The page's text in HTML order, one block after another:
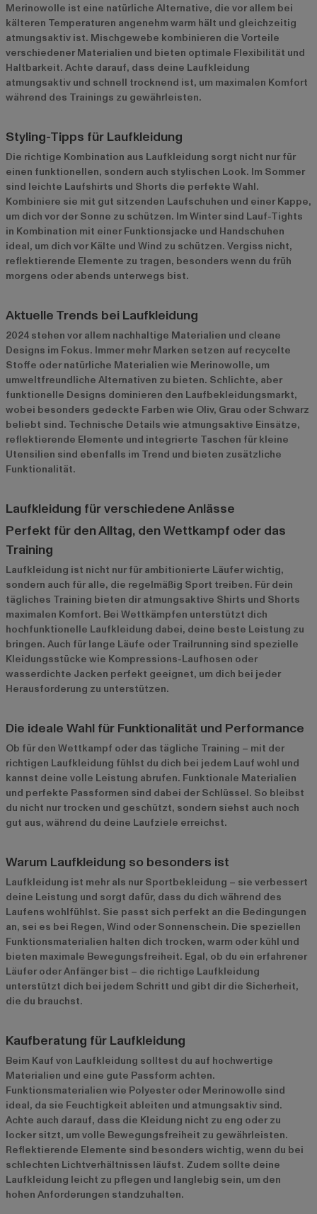
Merinowolle ist eine natürliche Alternative, die vor allem bei
kälteren Temperaturen angenehm warm hält und gleichzeitig
atmungsaktiv ist. Mischgewebe kombinieren die Vorteile
verschiedener Materialien und bieten optimale Flexibilität und
Haltbarkeit. Achte darauf, dass deine Laufkleidung
atmungsaktiv und schnell trocknend ist, um maximalen Komfort
während des Trainings zu gewährleisten.
Styling-Tipps für Laufkleidung
Die richtige Kombination aus Laufkleidung sorgt nicht nur für
einen funktionellen, sondern auch stylischen Look. Im Sommer
sind leichte Laufshirts und Shorts die perfekte Wahl.
Kombiniere sie mit gut sitzenden Laufschuhen und einer Kappe,
um dich vor der Sonne zu schützen. Im Winter sind Lauf-Tights
in Kombination mit einer Funktionsjacke und Handschuhen
ideal, um dich vor Kälte und Wind zu schützen. Vergiss nicht,
reflektierende Elemente zu tragen, besonders wenn du früh
morgens oder abends unterwegs bist.
Aktuelle Trends bei Laufkleidung
2024 stehen vor allem nachhaltige Materialien und cleane
Designs im Fokus. Immer mehr Marken setzen auf recycelte
Stoffe oder natürliche Materialien wie Merinowolle, um
umweltfreundliche Alternativen zu bieten. Schlichte, aber
funktionelle Designs dominieren den Laufbekleidungsmarkt,
wobei besonders gedeckte Farben wie Oliv, Grau oder Schwarz
beliebt sind. Technische Details wie atmungsaktive Einsätze,
reflektierende Elemente und integrierte Taschen für kleine
Utensilien sind ebenfalls im Trend und bieten zusätzliche
Funktionalität.
Laufkleidung für verschiedene Anlässe
Perfekt für den Alltag, den Wettkampf oder das
Training
Laufkleidung ist nicht nur für ambitionierte Läufer wichtig,
sondern auch für alle, die regelmäßig Sport treiben. Für dein
tägliches Training bieten dir atmungsaktive Shirts und Shorts
maximalen Komfort. Bei Wettkämpfen unterstützt dich
hochfunktionelle Laufkleidung dabei, deine beste Leistung zu
bringen. Auch für lange Läufe oder Trailrunning sind spezielle
Kleidungsstücke wie Kompressions-Laufhosen oder
wasserdichte Jacken perfekt geeignet, um dich bei jeder
Herausforderung zu unterstützen.
Die ideale Wahl für Funktionalität und Performance
Ob für den Wettkampf oder das tägliche Training – mit der
richtigen Laufkleidung fühlst du dich bei jedem Lauf wohl und
kannst deine volle Leistung abrufen. Funktionale Materialien
und perfekte Passformen sind dabei der Schlüssel. So bleibst
du nicht nur trocken und geschützt, sondern siehst auch noch
gut aus, während du deine Laufziele erreichst.
Warum Laufkleidung so besonders ist
Laufkleidung ist mehr als nur Sportbekleidung – sie verbessert
deine Leistung und sorgt dafür, dass du dich während des
Laufens wohlfühlst. Sie passt sich perfekt an die Bedingungen
an, sei es bei Regen, Wind oder Sonnenschein. Die speziellen
Funktionsmaterialien halten dich trocken, warm oder kühl und
bieten maximale Bewegungsfreiheit. Egal, ob du ein erfahrener
Läufer oder Anfänger bist – die richtige Laufkleidung
unterstützt dich bei jedem Schritt und gibt dir die Sicherheit,
die du brauchst.
Kaufberatung für Laufkleidung
Beim Kauf von Laufkleidung solltest du auf hochwertige
Materialien und eine gute Passform achten.
Funktionsmaterialien wie Polyester oder Merinowolle sind
ideal, da sie Feuchtigkeit ableiten und atmungsaktiv sind.
Achte auch darauf, dass die Kleidung nicht zu eng oder zu
locker sitzt, um volle Bewegungsfreiheit zu gewährleisten.
Reflektierende Elemente sind besonders wichtig, wenn du bei
schlechten Lichtverhältnissen läufst. Zudem sollte deine
Laufkleidung leicht zu pflegen und langlebig sein, um den
hohen Anforderungen standzuhalten.